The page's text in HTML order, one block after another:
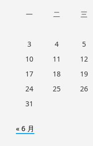
一 二 三
3
4 5
10
11 12
17
18 19
24
25 26
31
« 6 月